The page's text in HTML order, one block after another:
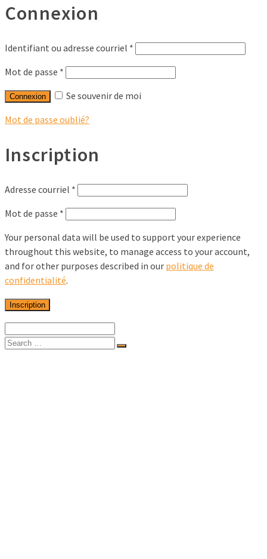
Connexion
Identifiant ou adresse courriel *
Mot de passe *
Connexion
Se souvenir de moi
Mot de passe oublié?
Inscription
Adresse courriel *
Mot de passe *
Your personal data will be used to support your experience
throughout this website, to manage access to your account,
and for other purposes described in our politique de
confidentialité.
Inscription